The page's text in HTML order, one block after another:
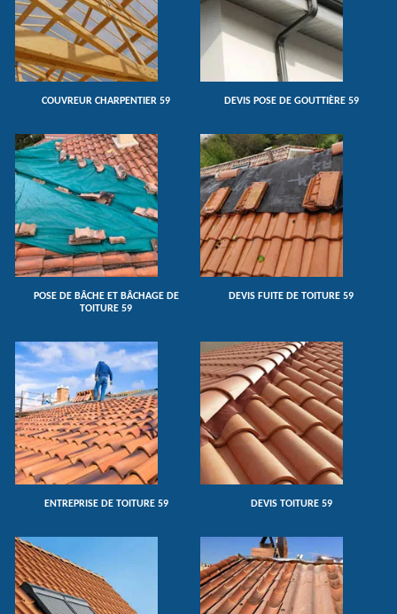
COUVREUR CHARPENTIER 59 DEVIS POSE DE GOUTTIÈRE 59
POSE DE BÂCHE ET BÂCHAGE DE
TOITURE 59
DEVIS FUITE DE TOITURE 59
ENTREPRISE DE TOITURE 59 DEVIS TOITURE 59